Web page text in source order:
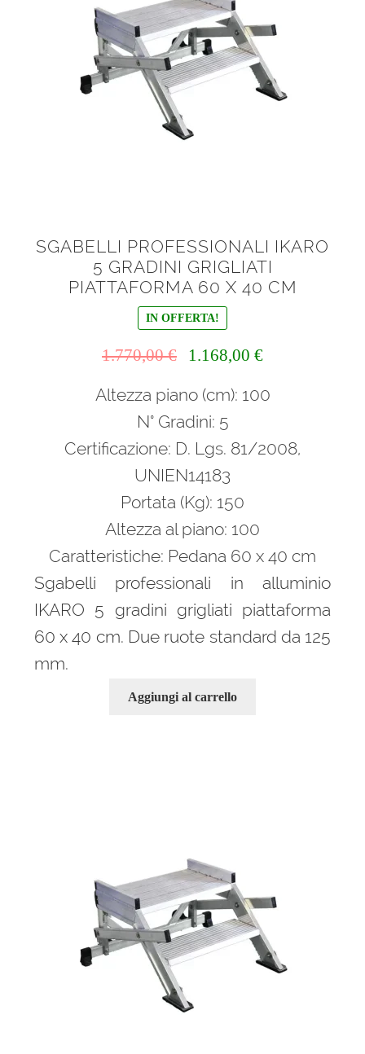
SGABELLI PROFESSIONALI IKARO
5 GRADINI GRIGLIATI
PIATTAFORMA 60 X 40 CM
IN OFFERTA!
1.770,00€
originale
era:
1.770,00 €.
1.168,00 €Il
attuale
Altezza piano (cm): 100
N° Gradini: 5
Certificazione: D. Lgs. 81/2008,
UNIEN14183
Portata (Kg): 150
Altezza al piano: 100
Caratteristiche: Pedana 60 x 40 cm
Sgabelli professionali in alluminio
IKARO 5 gradini grigliati piattaforma
60 x 40 cm. Due ruote standard da 125
mm.
Aggiungi al carrello